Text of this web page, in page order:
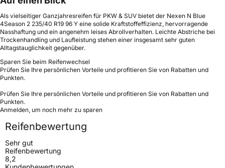
Als vielseitiger Ganzjahresreifen für PKW & SUV bietet der Nexen N Blue
4Season 2 235/40 R19 96 Y eine solide Kraftstoffeffizienz, hervorragende
Nasshaftung und ein angenehm leises Abrollverhalten. Leichte Abstriche bei
Trockenhandling und Laufleistung stehen einer insgesamt sehr guten
Alltagstauglichkeit gegenüber.
Sparen Sie beim Reifenwechsel
Prüfen Sie Ihre persönlichen Vorteile und profitieren Sie von Rabatten und
Punkten.
Prüfen Sie Ihre persönlichen Vorteile und profitieren Sie von Rabatten und
Punkten.
Anmelden, um noch mehr zu sparen
Reifenbewertung
Sehr gut
Reifenbewertung
8,2